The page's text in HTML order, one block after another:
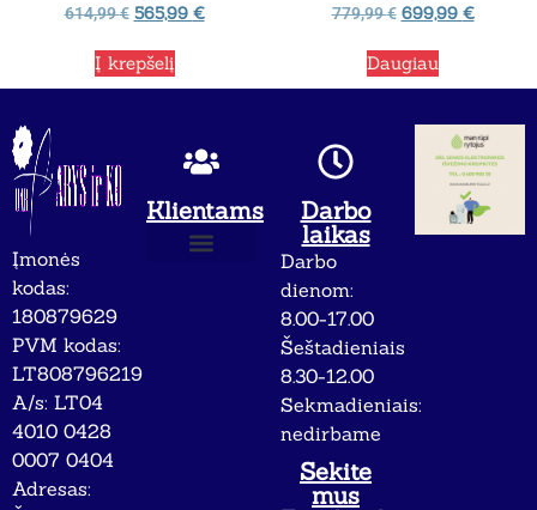
614,99€ 565,99 €
Į krepšelį
779,99€ 699,99 €
Daugiau
Įmonės
kodas:
180879629
PVM kodas:
LT808796219
A/s: LT04
4010 0428
0007 0404
Adresas:
Klientams
Darbo
laikas
Darbo
dienom:
8.00-17.00
Šeštadieniais
8.30-12.00
Sekmadieniais:
nedirbame
Sekite
mus